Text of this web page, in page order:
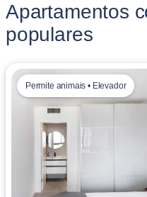
Apartamentos
populares
Permite animais • Elevador